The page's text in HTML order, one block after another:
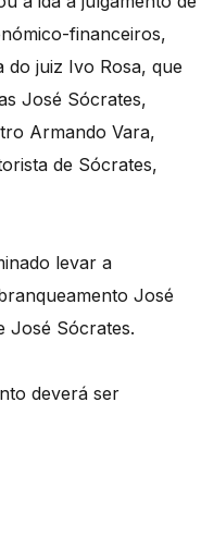
financeiros,
do juiz Ivo Rosa, que
José Sócrates,
Armando Vara,
de Sócrates,
levar a
José
José Sócrates.
deverá ser